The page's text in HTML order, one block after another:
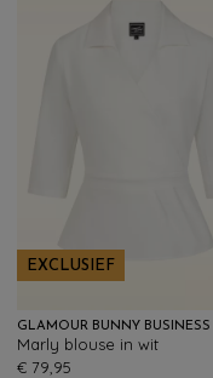
EXCLUSIEF
Marly blouse in wit
€ 79,95